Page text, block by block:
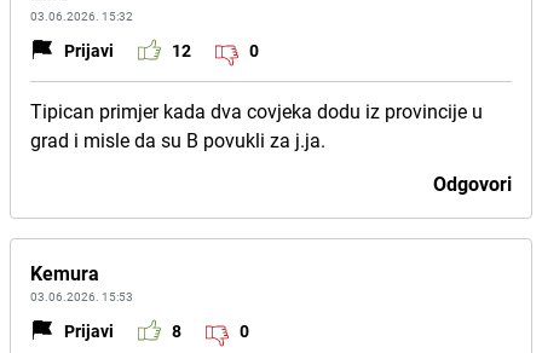
03.06.2026. 15:32
Prijavi 12 0
Tipican primjer kada dva covjeka dodu iz provincije u
grad i misle da su B povukli za j.ja.
Odgovori
Kemura
03.06.2026. 15:53
Prijavi 8 0